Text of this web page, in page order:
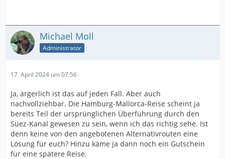
Michael Moll
Administrator
17. April 2024 um 07:56
Ja, ärgerlich ist das auf jeden Fall. Aber auch
nachvollziehbar. Die Hamburg-Mallorca-Reise scheint ja
bereits Teil der ursprünglichen Überführung durch den
Suez-Kanal gewesen zu sein, wenn ich das richtig sehe. Ist
denn keine von den angebotenen Alternativrouten eine
Lösung für euch? Hinzu käme ja dann noch ein Gutschein
für eine spätere Reise.